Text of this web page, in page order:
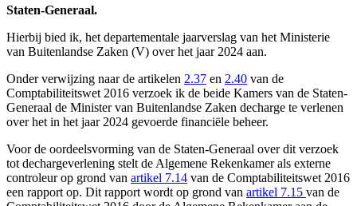
Staten-Generaal.
Hierbij bied ik, het departementale jaarverslag van het Ministerie
van Buitenlandse Zaken (V) over het jaar 2024 aan.
Onder verwijzing naar de artikelen 2.37 en 2.40 van de
Comptabiliteitswet 2016 verzoek ik de beide Kamers van de Staten-
Generaal de Minister van Buitenlandse Zaken decharge te verlenen
over het in het jaar 2024 gevoerde financiële beheer.
Voor de oordeelsvorming van de Staten-Generaal over dit verzoek
tot dechargeverlening stelt de Algemene Rekenkamer als externe
controleur op grond van artikel 7.14 van de Comptabiliteitswet 2016
een rapport op. Dit rapport wordt op grond van artikel 7.15 van de